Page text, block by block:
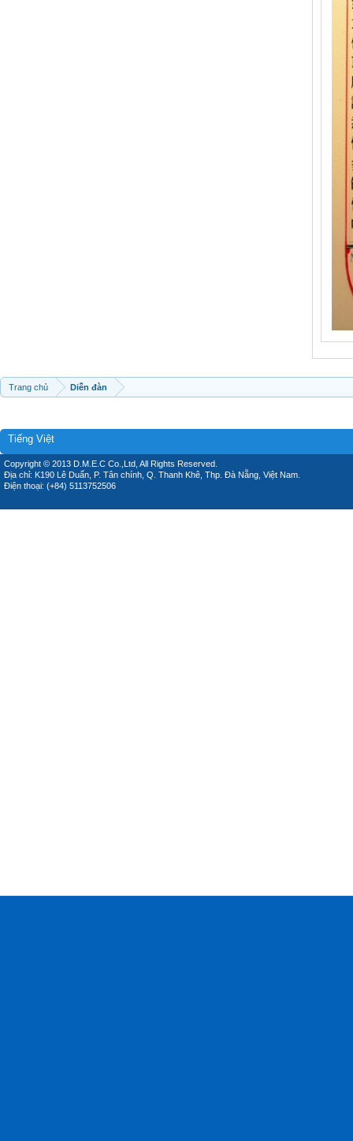
Trang chủ Diễn đàn
Tiếng Việt
Copyright © 2013 D.M.E.C Co.,Ltd, All Rights Reserved.
Địa chỉ: K190 Lê Duẩn, P. Tân chính, Q. Thanh Khê, Thp. Đà Nẵng, Việt Nam.
Điện thoại: (+84) 5113752506